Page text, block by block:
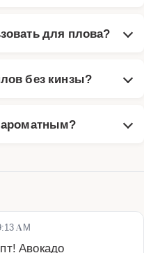
для плова?
без кинзы?
ароматным?
AM
Авокадо